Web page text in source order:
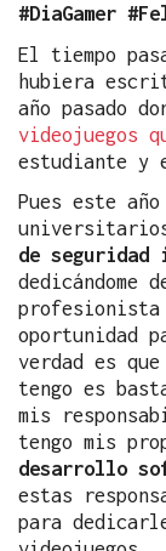
#DiaGamer
El tiempo
hubiera
año pasado
videojuegos
estudiante y
Pues este
de seguridad
dedicándome
profesionista
oportunidad
verdad es
tengo es
mis
tengo mis
desarrollo
estas
para